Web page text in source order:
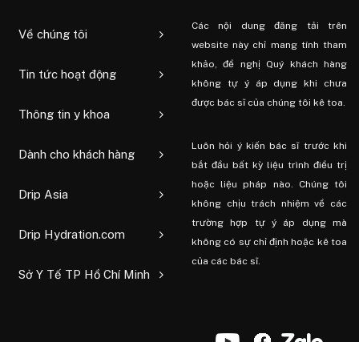
Về chúng tôi
Tin tức hoạt động
Thông tin y khoa
Dành cho khách hàng
Drip Asia
Drip Hydration.com
Sở Y Tế TP Hồ Chí Minh
Các nội dung đăng tải trên
website này chỉ mang tính tham
khảo, đề nghị Quý khách hàng
không tự ý áp dụng khi chưa
được bác sĩ của chúng tôi kê toa.
Luôn hỏi ý kiến ​​bác sĩ trước khi
bắt đầu bất kỳ liệu trình điều trị
hoặc liệu pháp nào. Chúng tôi
không chịu trách nhiệm về các
trường hợp tự ý áp dụng mà
không có sự chỉ định hoặc kê toa
của các bác sĩ.